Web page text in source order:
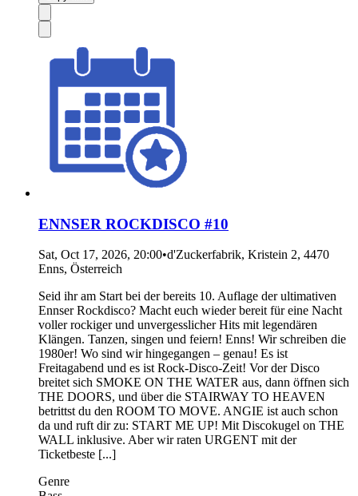
ENNSER ROCKDISCO #10
Sat, Oct 17, 2026, 20:00•d'Zuckerfabrik, Kristein 2, 4470
Enns, Österreich
Seid ihr am Start bei der bereits 10. Auflage der ultimativen
Ennser Rockdisco? Macht euch wieder bereit für eine Nacht
voller rockiger und unvergesslicher Hits mit legendären
Klängen. Tanzen, singen und feiern! Enns! Wir schreiben die
1980er! Wo sind wir hingegangen – genau! Es ist
Freitagabend und es ist Rock-Disco-Zeit! Vor der Disco
breitet sich SMOKE ON THE WATER aus, dann öffnen sich
THE DOORS, und über die STAIRWAY TO HEAVEN
betrittst du den ROOM TO MOVE. ANGIE ist auch schon
da und ruft dir zu: START ME UP! Mit Discokugel on THE
WALL inklusive. Aber wir raten URGENT mit der
Ticketbeste [...]
Genre